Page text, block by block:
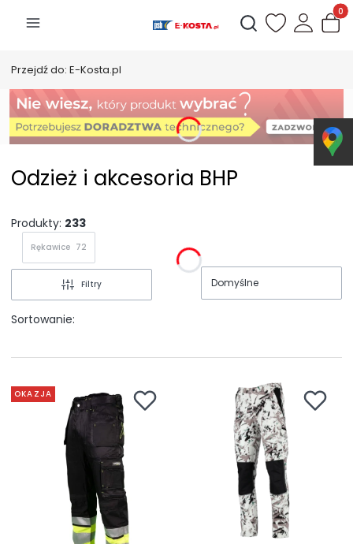
Otwórz wyszukiwarkę
Przejdź do: E-Kosta.pl
Odzież i akcesoria BHP
Produkty: 233
Rękawice 72
Filtry
Sortowanie:
Domyślne
OKAZJA